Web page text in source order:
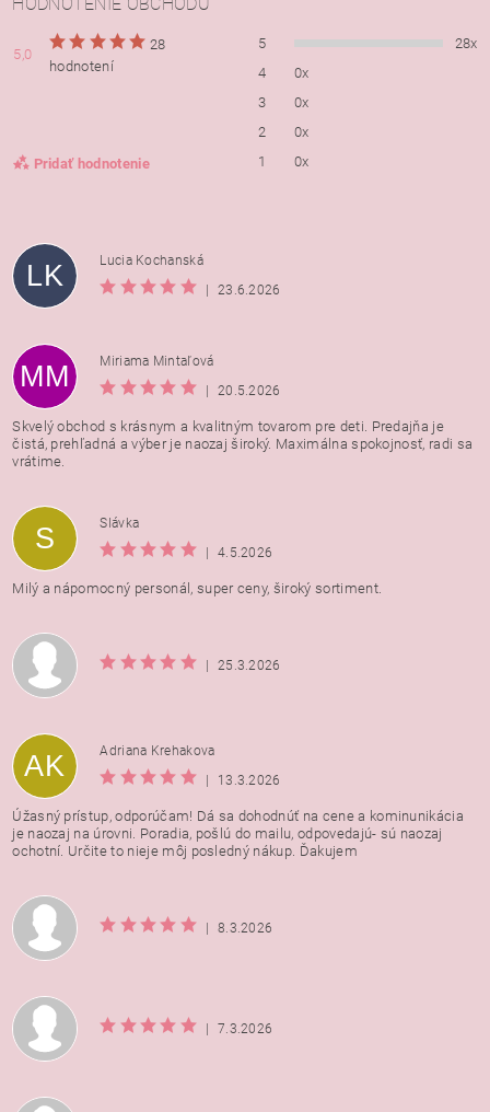
5,0
28
hodnotení
Pridať hodnotenie
5
28x
4
0x
3
0x
2
0x
1
0x
Vložením hodnotenie súhlasíte s
osobných údajov
LK
Lucia Kochanská
|
23.6.2026
MM
Miriama Mintaľová
|
20.5.2026
Skvelý obchod s krásnym a kvalitným tovarom pre deti. Predajňa je
čistá, prehľadná a výber je naozaj široký. Maximálna spokojnosť, radi sa
vrátime.
S
Slávka
|
4.5.2026
Milý a nápomocný personál, super ceny, široký sortiment.
| 25.3.2026
AK
Adriana Krehakova
|
13.3.2026
Úžasný prístup, odporúčam! Dá sa dohodnúť na cene a kominunikácia
je naozaj na úrovni. Poradia, pošlú do mailu, odpovedajú- sú naozaj
ochotní. Určite to nieje môj posledný nákup. Ďakujem
| 8.3.2026
| 7.3.2026